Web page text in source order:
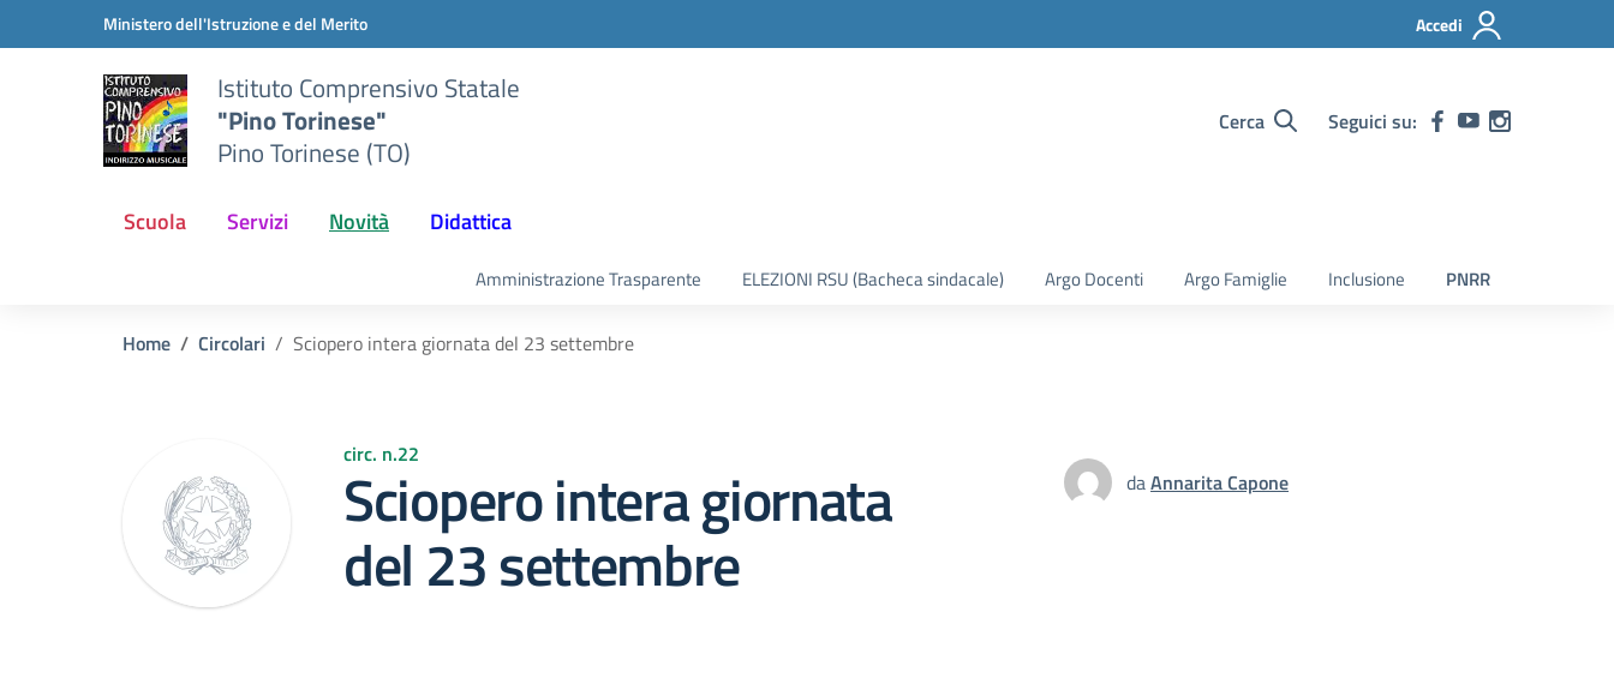
Vai ai contenuti
Vai al menu di navigazioneMinistero dell'Istruzione e del Merito Accedi
Istituto Comprensivo Statale
"Pino Torinese"
Pino Torinese (TO)
Cerca Seguici su:
Scuola Servizi Novità Didattica
Amministrazione Trasparente ELEZIONI RSU (Bacheca sindacale) Argo Docenti Argo Famiglie Inclusione PNRR
Home Circolari Sciopero intera giornata del 23 settembre
circ. n.22
Sciopero intera giornata
del 23 settembre
daAnnarita Capone